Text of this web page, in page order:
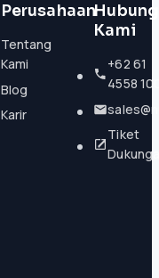
Perusahaan
Tentang
Kami
Blog
Karir
Kami
+62 61
4558
Tiket